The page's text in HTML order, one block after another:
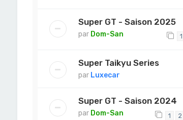
Super GT - Saison 2025
par Dom-San 1
Super Taikyu Series
par Luxecar
Super GT - Saison 2024
par Dom-San 1 2